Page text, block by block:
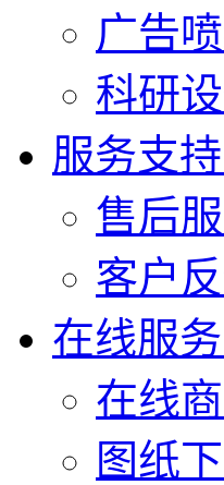
广告
科研
服务支持
售后
客户
在线服务
在线
图纸